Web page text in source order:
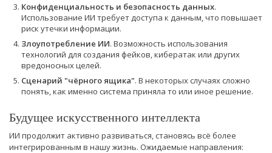
Конфиденциальность и безопасность данных.
Использование ИИ требует доступа к данным, что повышает
риск утечки информации.
Злоупотребление ИИ. Возможность использования
технологий для создания фейков, кибератак или других
вредоносных целей.
Сценарий "чёрного ящика". В некоторых случаях сложно
понять, как именно система приняла то или иное решение.
Будущее искусственного интеллекта
ИИ продолжит активно развиваться, становясь всё более
интегрированным в нашу жизнь. Ожидаемые направления: